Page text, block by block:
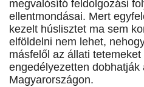
megvalósító feldolgozási
ellentmondásai. Mert
kezelt húslisztet ma sem
elföldelni nem lehet,
másfelől az állati
engedélyezetten dobhatják
Magyarországon.